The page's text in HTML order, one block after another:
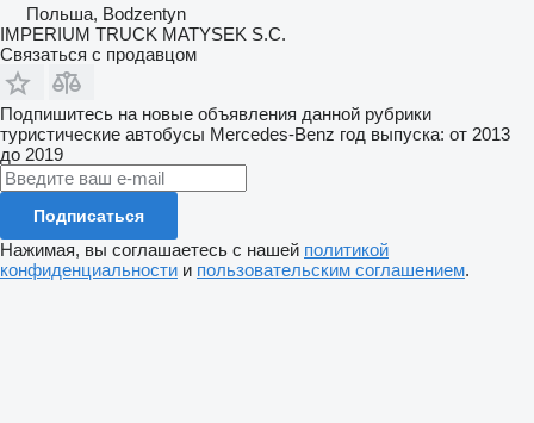
Польша, Bodzentyn
IMPERIUM TRUCK MATYSEK S.C.
Связаться с продавцом
Подпишитесь на новые объявления данной рубрики
туристические автобусы Mercedes-Benz год выпуска: от 2013
до 2019
Подписаться
Нажимая, вы соглашаетесь с нашей политикой
конфиденциальности и пользовательским соглашением.